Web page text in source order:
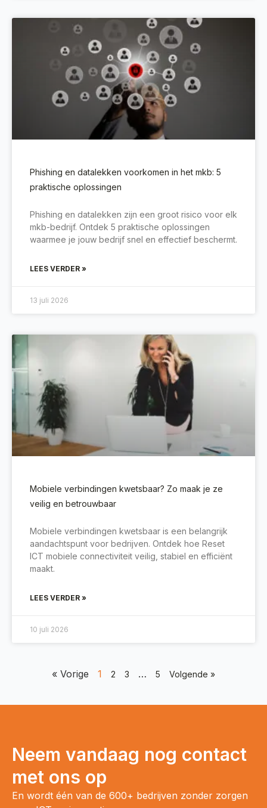
Phishing en datalekken voorkomen in het mkb: 5
praktische oplossingen
Phishing en datalekken zijn een groot risico voor elk
mkb-bedrijf. Ontdek 5 praktische oplossingen
waarmee je jouw bedrijf snel en effectief beschermt.
LEES VERDER »
13 juli 2026
Mobiele verbindingen kwetsbaar? Zo maak je ze
veilig en betrouwbaar
Mobiele verbindingen kwetsbaar is een belangrijk
aandachtspunt voor bedrijven. Ontdek hoe Reset
ICT mobiele connectiviteit veilig, stabiel en efficiënt
maakt.
LEES VERDER »
10 juli 2026
« Vorige 1 2 3 … 5 Volgende »
Neem vandaag nog contact
met ons op
En wordt één van de 600+ bedrijven zonder zorgen